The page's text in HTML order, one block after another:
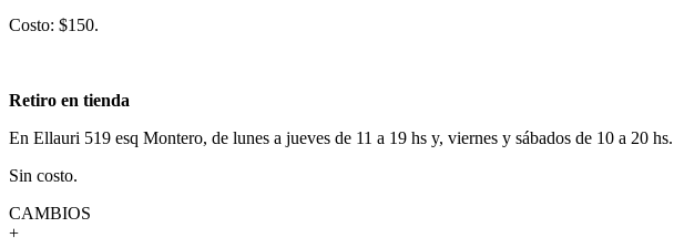
Costo: $150.
Retiro en tienda
En Ellauri 519 esq Montero, de lunes a jueves de 11 a 19 hs y, viernes y sábados de 10 a 20 hs.
Sin costo.
CAMBIOS
+